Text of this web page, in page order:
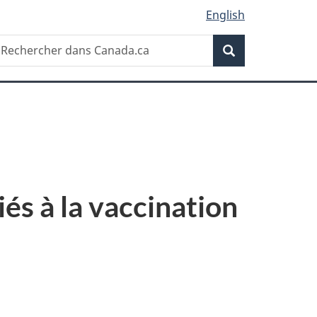
English
Recherche
à la vaccination